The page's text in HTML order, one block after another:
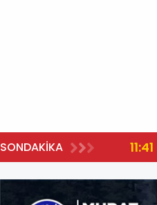
SONDAKİKA 11:41